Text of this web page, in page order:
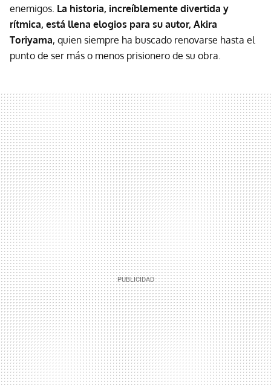
enemigos. La historia, increíblemente divertida y
rítmica, está llena elogios para su autor, Akira
Toriyama, quien siempre ha buscado renovarse hasta el
punto de ser más o menos prisionero de su obra.